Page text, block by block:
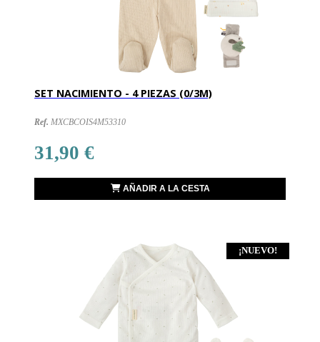
SET NACIMIENTO - 4 PIEZAS (0/3M)
Ref. MXCBCOIS4M53310
31,90 €
AÑADIR A LA CESTA
¡NUEVO!